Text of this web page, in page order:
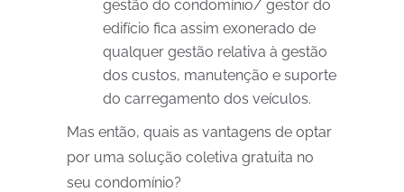
gestão do condomínio/ gestor do
edifício fica assim exonerado de
qualquer gestão relativa à gestão
dos custos, manutenção e suporte
do carregamento dos veículos.
Mas então, quais as vantagens de optar
por uma solução coletiva gratuita no
seu condomínio?